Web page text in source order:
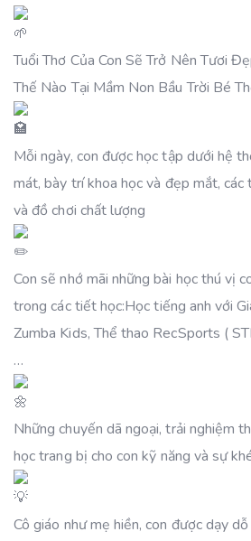
Tuổi Thơ Của Con Sẽ Trở Nên Tươi
Thế Nào Tại Mầm Non Bầu Trời Bé
Mỗi ngày, con được học tập dưới hệ
mát, bày trí khoa học và đẹp mắt,
và đồ chơi chất lượng
Con sẽ nhớ mãi những bài học thú vị
trong các tiết học:Học tiếng anh với
Zumba Kids, Thể thao RecSports (
…
Những chuyến dã ngoại, trải nghiệm
học trang bị cho con kỹ năng và sự
Cô giáo như mẹ hiền, con được dạy